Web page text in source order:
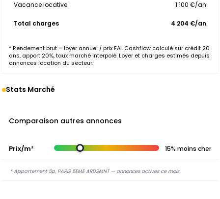
Vacance locative 1 100 €/an
Total charges 4 204 €/an
* Rendement brut = loyer annuel / prix FAI. Cashflow calculé sur crédit 20
ans, apport 20%, taux marché interpolé. Loyer et charges estimés depuis
annonces location du secteur.
Stats Marché
Comparaison autres annonces
Prix/m² 15% moins cher
* Appartement 5p, PARIS 5EME ARDSMNT — annonces actives ce mois